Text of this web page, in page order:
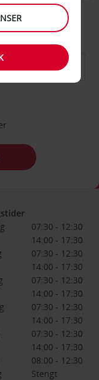
07:30 - 12:30
14:00 - 17:30
07:30 - 12:30
14:00 - 17:30
07:30 - 12:30
14:00 - 17:30
07:30 - 12:30
14:00 - 17:30
07:30 - 12:30
14:00 - 17:30
08:00 - 12:30
Stengt